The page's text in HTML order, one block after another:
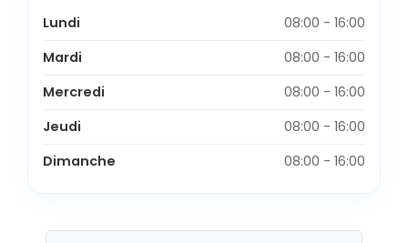
Lundi
08:00 - 16:00
Mardi
08:00 - 16:00
Mercredi
08:00 - 16:00
Jeudi
08:00 - 16:00
Dimanche
08:00 - 16:00